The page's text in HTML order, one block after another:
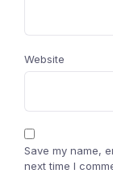
Website
Save my name,
next time I